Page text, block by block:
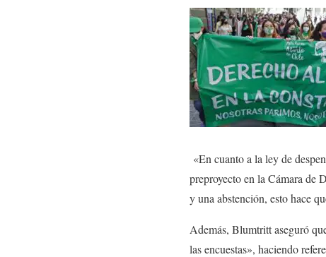
«En cuanto a la ley de
preproyecto en la Cámara de
y una abstención, esto hace
Además, Blumtritt aseguró
las encuestas», haciendo